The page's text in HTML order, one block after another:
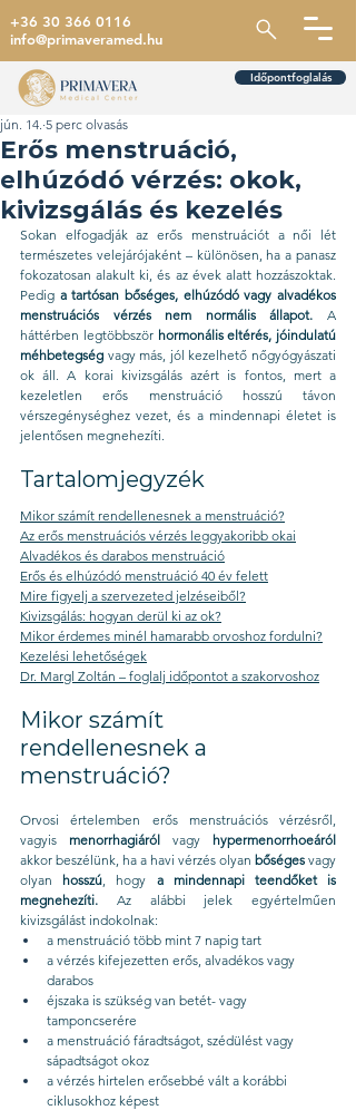
+36 30 366 0116
info@primaveramed.hu
Időpontfoglalás
Erős menstruáció,
elhúzódó vérzés: okok,
kivizsgálás és kezelés
jún. 14. 5 perc olvasás
Sokan elfogadják az erős menstruációt a női lét
természetes velejárójaként – különösen, ha a panasz
fokozatosan alakult ki, és az évek alatt hozzászoktak.
Pedig a tartósan bőséges, elhúzódó vagy alvadékos
menstruációs vérzés nem normális állapot. A
háttérben legtöbbször hormonális eltérés, jóindulatú
méhbetegség vagy más, jól kezelhető nőgyógyászati
ok áll. A korai kivizsgálás azért is fontos, mert a
kezeletlen erős menstruáció hosszú távon
vérszegénységhez vezet, és a mindennapi életet is
jelentősen megnehezíti.
Tartalomjegyzék
Mikor számít rendellenesnek a menstruáció?
Az erős menstruációs vérzés leggyakoribb okai
Alvadékos és darabos menstruáció
Erős és elhúzódó menstruáció 40 év felett
Mire figyelj a szervezeted jelzéseiből?
Kivizsgálás: hogyan derül ki az ok?
Mikor érdemes minél hamarabb orvoshoz fordulni?
Kezelési lehetőségek
Dr. Margl Zoltán – foglalj időpontot a szakorvoshoz
Mikor számít
rendellenesnek a
menstruáció?
Orvosi értelemben erős menstruációs vérzésről,
vagyis menorrhagiáról vagy
akkor beszélünk, ha a havi vérzés olyan bőséges vagy
olyan hosszú, hogy a mindennapi teendőket is
megnehezíti. Az alábbi jelek egyértelműen
kivizsgálást indokolnak:
a menstruáció több mint 7 napig tart
a vérzés kifejezetten erős, alvadékos vagy
darabos
éjszaka is szükség van betét- vagy
tamponcserére
a menstruáció fáradtságot, szédülést vagy
sápadtságot okoz
a vérzés hirtelen erősebbé vált a korábbi
ciklusokhoz képest